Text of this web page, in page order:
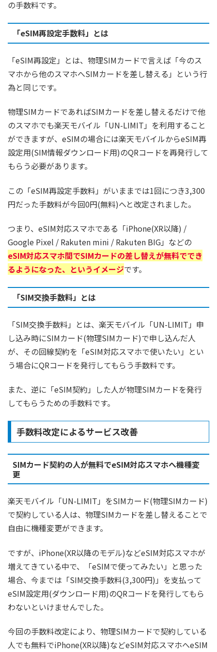
の手数料です。
「eSIM再設定手数料」とは
「eSIM再設定」とは、物理SIMカードで言えば「今のス
マホから他のスマホへSIMカードを差し替える」という行
為と同じです。
物理SIMカードであればSIMカードを差し替えるだけで他
のスマホでも楽天モバイル「UN-LIMIT」を利用すること
ができますが、eSIMの場合には楽天モバイルからeSIM再
設定用(SIM情報ダウンロード用)のQRコードを再発行して
もらう必要があります。
この「eSIM再設定手数料」がいままでは1回につき3,300
円だった手数料が今回0円(無料)へと改定されました。
つまり、eSIM対応スマホである「iPhone(XR以降) /
Google Pixel / Rakuten mini / Rakuten BIG」などの
eSIM対応スマホ間でSIMカードの差し替えが無料ででき
るようになった、というイメージです。
「SIM交換手数料」とは
「SIM交換手数料」とは、楽天モバイル「UN-LIMIT」申
し込み時にSIMカード(物理SIMカード)で申し込んだ人
が、その回線契約を「eSIM対応スマホで使いたい」とい
う場合にQRコードを発行してもらう手数料です。
また、逆に「eSIM契約」した人が物理SIMカードを発行
してもらうための手数料です。
手数料改定によるサービス改善
SIMカード契約の人が無料でeSIM対応スマホへ機種変
更
楽天モバイル「UN-LIMIT」をSIMカード(物理SIMカード)
で契約している人は、物理SIMカードを差し替えることで
自由に機種変更ができます。
ですが、iPhone(XR以降のモデル)などeSIM対応スマホが
増えてきている中で、「eSIMで使ってみたい」と思った
場合、今までは「SIM交換手数料(3,300円)」を支払って
eSIM設定用(ダウンロード用)のQRコードを発行してもら
わないといけませんでした。
今回の手数料改定により、物理SIMカードで契約している
人でも無料でiPhone(XR以降)などeSIM対応スマホへeSIM